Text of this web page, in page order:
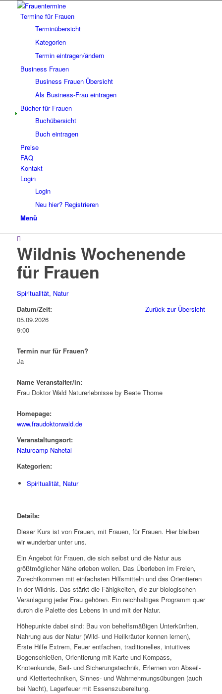
Termine für Frauen
Terminübersicht
Kategorien
Termin eintragen/ändern
Business Frauen
Business Frauen Übersicht
Als Business-Frau eintragen
Bücher für Frauen
Buchübersicht
Buch eintragen
Preise
FAQ
Kontakt
Login
Login
Neu hier? Registrieren
Menü
Wildnis Wochenende
für Frauen
Spiritualität, Natur
Zurück zur Übersicht
Datum/Zeit:
05.09.2026
9:00
Termin nur für Frauen?
Ja
Name Veranstalter/in:
Frau Doktor Wald Naturerlebnisse by Beate Thome
Homepage:
www.fraudoktorwald.de
Veranstaltungsort:
Naturcamp Nahetal
Kategorien:
Spiritualität, Natur
Details:
Dieser Kurs ist von Frauen, mit Frauen, für Frauen. Hier bleiben
wir wunderbar unter uns.
Ein Angebot für Frauen, die sich selbst und die Natur aus
größtmöglicher Nähe erleben wollen. Das Überleben im Freien,
Zurechtkommen mit einfachsten Hilfsmitteln und das Orientieren
in der Wildnis. Das stärkt die Fähigkeiten, die zur biologischen
Veranlagung jeder Frau gehören. Ein reichhaltiges Programm quer
durch die Palette des Lebens in und mit der Natur.
Höhepunkte dabei sind: Bau von behelfsmäßigen Unterkünften,
Nahrung aus der Natur (Wild- und Heilkräuter kennen lernen),
Erste Hilfe Extrem, Feuer entfachen, traditionelles, intuitives
Bogenschießen, Orientierung mit Karte und Kompass,
Knotenkunde, Seil- und Sicherungstechnik, Erlernen von Abseil-
und Klettertechniken, Sinnes- und Wahrnehmungsübungen (auch
bei Nacht), Lagerfeuer mit Essenszubereitung.